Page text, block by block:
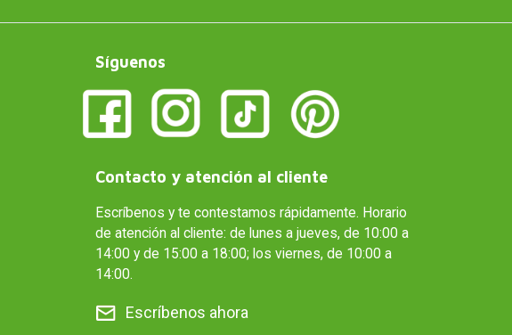
Síguenos
Contacto y atención al cliente
Escríbenos y te contestamos rápidamente. Horario
de atención al cliente: de lunes a jueves, de 10:00 a
14:00 y de 15:00 a 18:00; los viernes, de 10:00 a
14:00.
Escríbenos ahora